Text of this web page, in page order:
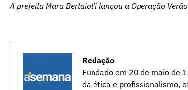
A prefeita Mara Bertaiolli lançou a Operação
Redação
Fundado em 20 de maio de
da ética e profissionalismo,